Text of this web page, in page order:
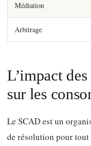
Médiation
Arbitrage
L’impact
sur les
Le SCAD est un
de résolution pour tout